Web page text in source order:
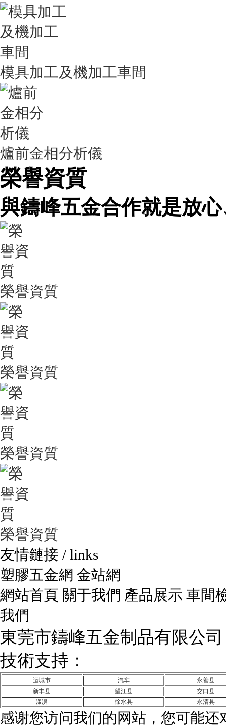
模具加工及機加工車間
爐前金相分析儀
榮譽資質
與鑄峰五金合作就是放
榮譽資質
榮譽資質
榮譽資質
榮譽資質
友情鏈接 / links
塑膠五金網 金站網
網站首頁 關于我們 產品展示 車間
我們
東莞市鑄峰五金制品有限公
技術支持：
运城市 汽车
永善县
新丰县
望江县
交口县
漾濞
徐水县 永清县
感谢您访问我们的网站，您可能还